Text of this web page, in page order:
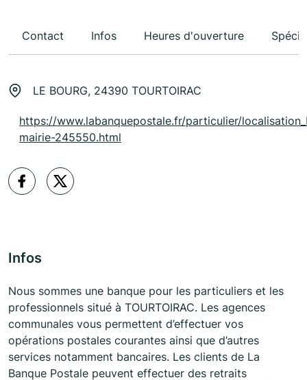
Contact Infos Heures d'ouverture
LE BOURG, 24390 TOURTOIRAC
https://www.labanquepostale.fr/particulier/
mairie-245550.html
Infos
Nous sommes une banque pour les particuliers et les
professionnels situé à TOURTOIRAC. Les agences
communales vous permettent d’effectuer vos
opérations postales courantes ainsi que d’autres
services notamment bancaires. Les clients de La
Banque Postale peuvent effectuer des retraits